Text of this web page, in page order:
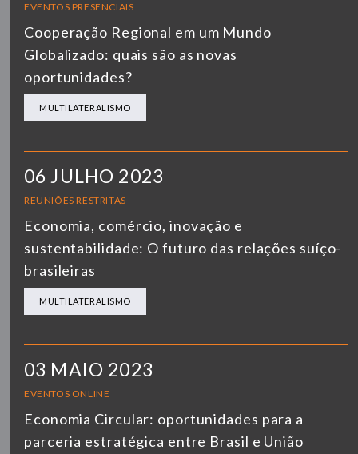
EVENTOS PRESENCIAIS
Cooperação Regional em um Mundo
Globalizado: quais são as novas
oportunidades?
MULTILATERALISMO
06 JULHO 2023
REUNIÕES RESTRITAS
Economia, comércio, inovação e
sustentabilidade: O futuro das relações suíço-
brasileiras
MULTILATERALISMO
03 MAIO 2023
EVENTOS ONLINE
Economia Circular: oportunidades para a
parceria estratégica entre Brasil e União